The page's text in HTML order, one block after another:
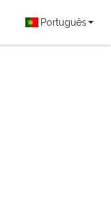
Português